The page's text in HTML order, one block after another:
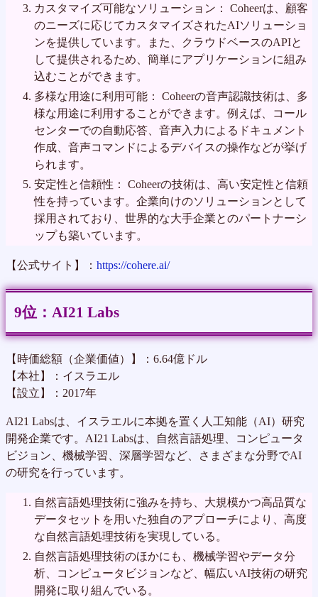
カスタマイズ可能なソリューション： Coheerは、顧客
のニーズに応じてカスタマイズされたAIソリューショ
ンを提供しています。また、クラウドベースのAPIと
して提供されるため、簡単にアプリケーションに組み
込むことができます。
多様な用途に利用可能： Coheerの音声認識技術は、多
様な用途に利用することができます。例えば、コール
センターでの自動応答、音声入力によるドキュメント
作成、音声コマンドによるデバイスの操作などが挙げ
られます。
安定性と信頼性： Coheerの技術は、高い安定性と信頼
性を持っています。企業向けのソリューションとして
採用されており、世界的な大手企業とのパートナーシ
ップも築いています。
【公式サイト】： https://cohere.ai/
AI21 Labs
【時価総額（企業価値）】：6.64億ドル
【本社】：イスラエル
【設立】：2017年
AI21 Labsは、イスラエルに本拠を置く人工知能（AI）研究
開発企業です。AI21 Labsは、自然言語処理、コンピュータ
ビジョン、機械学習、深層学習など、さまざまな分野でAI
の研究を行っています。
自然言語処理技術に強みを持ち、大規模かつ高品質な
データセットを用いた独自のアプローチにより、高度
な自然言語処理技術を実現している。
自然言語処理技術のほかにも、機械学習やデータ分
析、コンピュータビジョンなど、幅広いAI技術の研究
開発に取り組んでいる。